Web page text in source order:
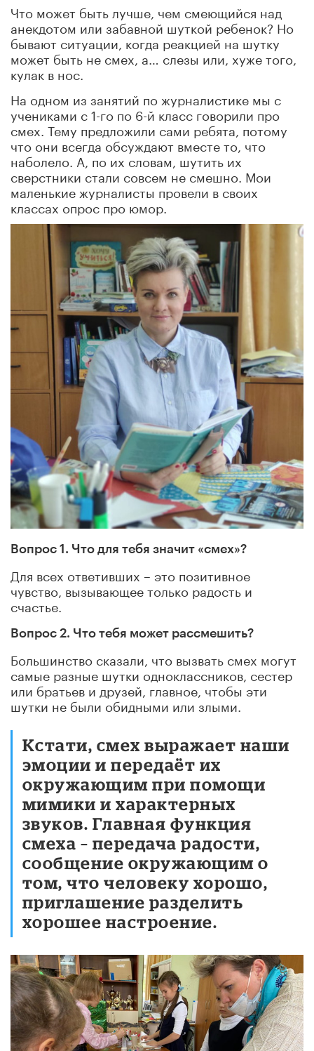
Что может быть лучше, чем смеющийся над
анекдотом или забавной шуткой ребенок? Но
бывают ситуации, когда реакцией на шутку
может быть не смех, а… слезы или, хуже того,
кулак в нос.
На одном из занятий по журналистике мы с
учениками с 1-го по 6-й класс говорили про
смех. Тему предложили сами ребята, потому
что они всегда обсуждают вместе то, что
наболело. А, по их словам, шутить их
сверстники стали совсем не смешно. Мои
маленькие журналисты провели в своих
классах опрос про юмор.
Вопрос 1. Что для тебя значит «смех»?
Для всех ответивших – это позитивное
чувство, вызывающее только радость и
счастье.
Вопрос 2. Что тебя может рассмешить?
Большинство сказали, что вызвать смех могут
самые разные шутки одноклассников, сестер
или братьев и друзей, главное, чтобы эти
шутки не были обидными или злыми.
Кстати, смех выражает наши
эмоции и передаёт их
окружающим при помощи
мимики и характерных
звуков. Главная функция
смеха – передача радости,
сообщение окружающим о
том, что человеку хорошо,
приглашение разделить
хорошее настроение.